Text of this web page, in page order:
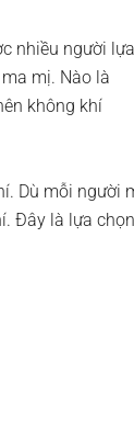
nhiều người lựa
mị. Nào là
không khí
Dù mỗi người
Đây là lựa chọn